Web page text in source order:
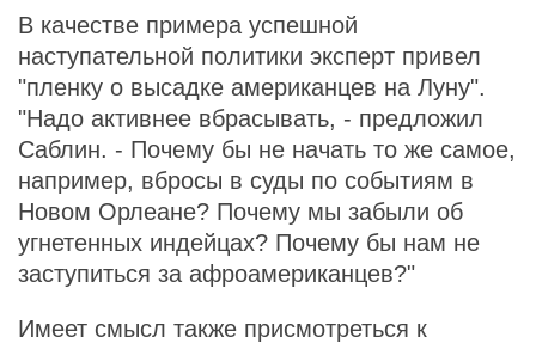
В качестве примера успешной
наступательной политики эксперт привел
"пленку о высадке американцев на Луну".
"Надо активнее вбрасывать, - предложил
Саблин. - Почему бы не начать то же самое,
например, вбросы в суды по событиям в
Новом Орлеане? Почему мы забыли об
угнетенных индейцах? Почему бы нам не
заступиться за афроамериканцев?"
Имеет смысл также присмотреться к